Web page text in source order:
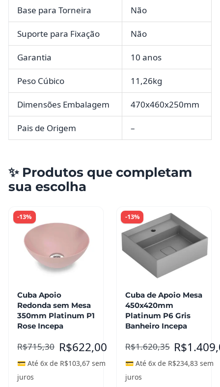
Base para Torneira Não
Suporte para Fixação Não
Garantia 10 anos
Peso Cúbico 11,26kg
Dimensões Embalagem 470x460x250mm
Pais de Origem –
✨ Produtos que completam
sua escolha
-13%
Cuba Apoio
Redonda sem Mesa
350mm Platinum P1
Rose Incepa
R$715,30 R$622,00
💳 Até 6x de R$103,67 sem
juros
-13%
Cuba de Apoio Mesa
450x420mm
Platinum P6 Gris
Banheiro Incepa
R$1.620,35 R$
💳 Até 6x de R$234,83 sem
juros